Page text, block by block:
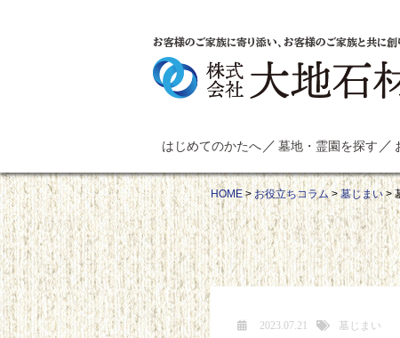
お客様のご家族に寄り添い、お客様のご家族と共に創
はじめてのかたへ 墓地・霊園を探す
HOME>お役立ちコラム>墓じまい>
2023.07.21 墓じまい